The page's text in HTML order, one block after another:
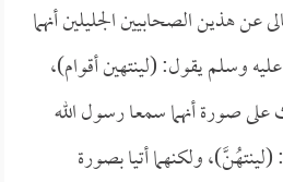
عن هذين الصحابيين الجليلين أنهما
وسلم يقول: (لينتهين أقوام)،
صورة أنهما سمعا رسول الله
ولكنهما أتيا بصورة